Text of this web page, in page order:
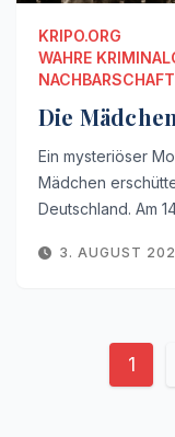
KRIPO.ORG
WAHRE
NACHBARSCHAFT
Die
Ein mysteriöser
Mädchen
Deutschland. Am
3. AUGUST
1